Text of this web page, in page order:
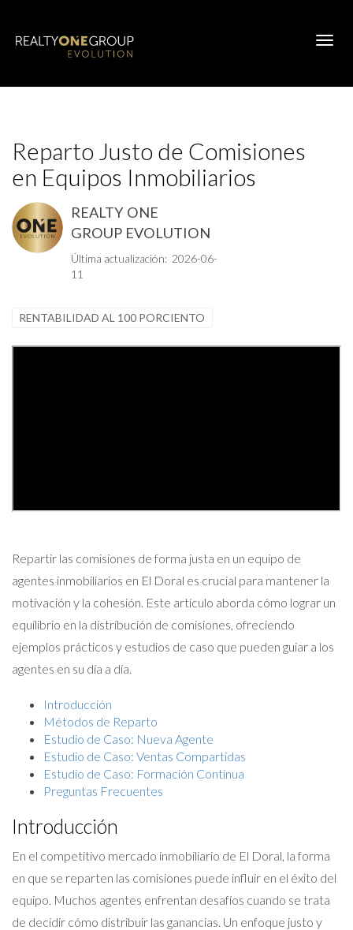
Reparto Justo de Comisiones
en Equipos Inmobiliarios
REALTY ONE
GROUP EVOLUTION
Última actualización: 2026-06-
11
RENTABILIDAD AL 100 PORCIENTO
Repartir las comisiones de forma justa en un equipo de
agentes inmobiliarios en El Doral es crucial para mantener la
motivación y la cohesión. Este artículo aborda cómo lograr un
equilibrio en la distribución de comisiones, ofreciendo
ejemplos prácticos y estudios de caso que pueden guiar a los
agentes en su día a día.
Introducción
Métodos de Reparto
Estudio de Caso: Nueva Agente
Estudio de Caso: Ventas Compartidas
Estudio de Caso: Formación Continua
Preguntas Frecuentes
Introducción
En el competitivo mercado inmobiliario de El Doral, la forma
en que se reparten las comisiones puede influir en el éxito del
equipo. Muchos agentes enfrentan desafíos cuando se trata
de decidir cómo distribuir las ganancias. Un enfoque justo y